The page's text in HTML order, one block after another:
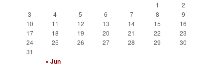
1
2
3
4 5 6 7 8
9
10
11 12 13 14 15
16
17
18 19 20 21 22
23
24
25 26 27 28 29
30
31
« Jun